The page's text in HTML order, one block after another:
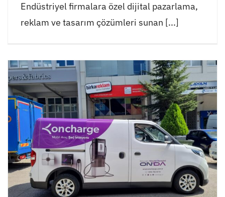
Endüstriyel firmalara özel dijital pazarlama,
reklam ve tasarım çözümleri sunan [...]